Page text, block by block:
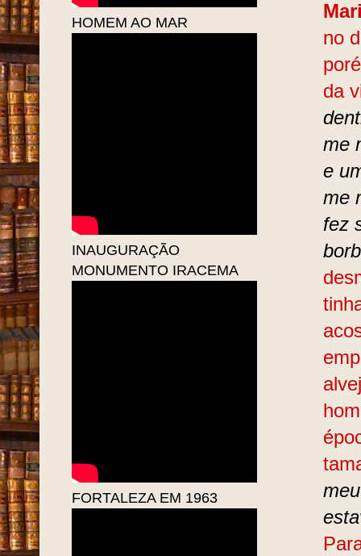
no
da
me
e
me
fez
HOMEM AO MAR
INAUGURAÇÃO
MONUMENTO IRACEMA
FORTALEZA EM 1963